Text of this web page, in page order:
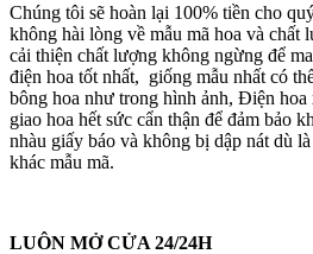
Chúng tôi sẽ hoàn lại 100% tiền cho
không hài lòng về mẫu mã hoa và chất
cải thiện chất lượng không ngừng để
điện hoa tốt nhất, giống mẫu nhất có
bông hoa như trong hình ảnh, Điện hoa
giao hoa hết sức cẩn thận để đảm bảo
nhàu giấy báo và không bị dập nát dù
khác mẫu mã.
LUÔN MỞ CỬA 24/24H